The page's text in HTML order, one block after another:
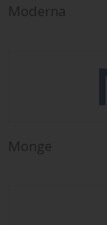
Moderna
Monge